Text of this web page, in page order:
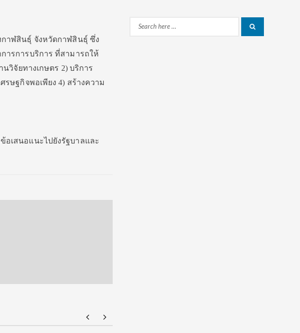
าฬสินธุ์ จังหวัดกาฬสินธุ์ ซึ่ง
ารการบริการ ที่สามารถให้
วิจัยทางเกษตร 2) บริการ
ษฐกิจพอเพียง 4) สร้างความ
เสนอแนะไปยังรัฐบาลและ
Search